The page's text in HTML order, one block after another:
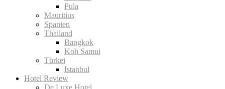
Pula
Mauritius
Spanien
Thailand
Bangkok
Koh Samui
Türkei
Istanbul
Hotel Review
De Luxe Hotel